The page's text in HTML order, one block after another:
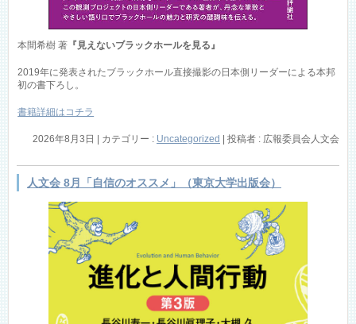
本間希樹 著 『見えないブラックホールを見る』
2019年に発表されたブラックホール直接撮影の日本側リーダーによる本邦
初の書下ろし。
書籍詳細はコチラ
2026年8月3日 | カテゴリー : Uncategorized | 投稿者 : 広報委員会人文会
人文会 8月「自信のオススメ」（東京大学出版会）